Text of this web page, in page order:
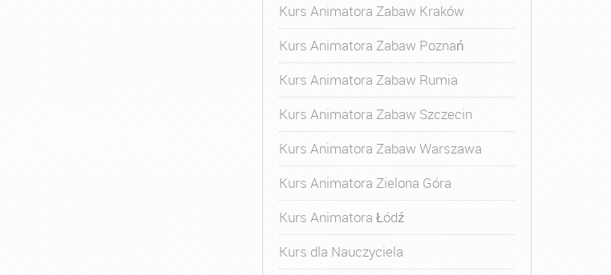
Kurs Animatora Zabaw Kraków
Kurs Animatora Zabaw Poznań
Kurs Animatora Zabaw Rumia
Kurs Animatora Zabaw Szczecin
Kurs Animatora Zabaw Warszawa
Kurs Animatora Zielona Góra
Kurs Animatora Łódź
Kurs dla Nauczyciela